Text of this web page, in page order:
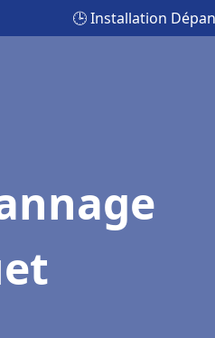
🕒 Installation